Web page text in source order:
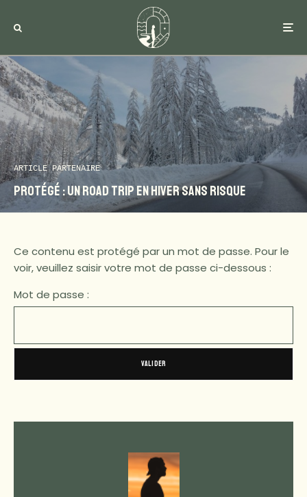
ARTICLE PARTENAIRE
Protégé : Un road trip en hiver sans risque
Ce contenu est protégé par un mot de passe. Pour le
voir, veuillez saisir votre mot de passe ci-dessous :
Mot de passe :